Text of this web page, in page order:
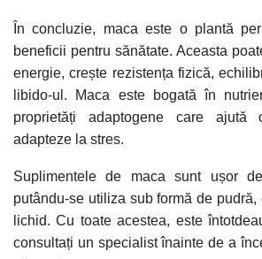
În concluzie, maca este o plantă
beneficii pentru sănătate. Aceasta
energie, crește rezistența fizică,
libido-ul. Maca este bogată în
proprietăți adaptogene care ajută
adapteze la stres.
Suplimentele de maca sunt ușor
putându-se utiliza sub formă de
lichid. Cu toate acestea, este
consultați un specialist înainte de a